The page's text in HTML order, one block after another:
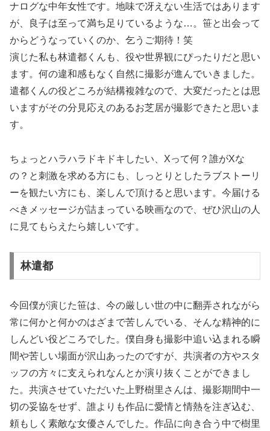
ナログな中年女性です。地味で冴えない生活ではあります
が、良子は至って満ち足りているような…。笹と出会って
からどうなっていくのか、乞うご期待！笑
演じた私も林遣都くんも、役や世界観にぴったりだと思い
ます。何の違和感もなく自然に撮影が進んでいきました。
遣都くんの役どころが結構複雑なので、大変だったとは思
いますがその分見応えのあるお芝居が撮影できたと思いま
す。
ちょっとハラハラドキドキしたい、Xって何？誰がXな
の？と刺激を求める方にも、しっとりとしたラブストーリ
ーを観たい方にも、楽しんで頂けると思います。今届ける
べきメッセージが詰まっている映画なので、ぜひ沢山の人
に見てもらえたら嬉しいです。
林遣都
今回僕が演じた笹は、今の厳しい世の中に翻弄されながら
常に何かと何かのはざまで苦しんでいる、そんな精神的に
しんどい役どころでした。僕自身も撮影中追い込まれる瞬
間や苦しい場面が沢山あったのですが、共演者の方やスタ
ッフの方々に支えられなんとか演り抜くことができまし
た。共演させていただいた上野樹里さんは、撮影期間中一
切の妥協をせず、誰よりも作品に愛情と情熱を注ぎ込む、
頼もしく素敵な女優さんでした。作品に向き合う中で樹里